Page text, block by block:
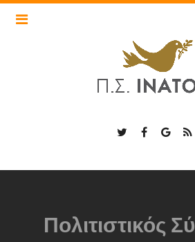
Τα cookies είναι σημαντικά για την
inatos.nisonperiplous.gr και για την
εμπειρία σας. Πατήστε «Αποδοχή
ή επιλέξτε «Περισσότερα» για να
περιγραφές των τύπων cookies και
Αποδοχή Cookies
Πολιτιστικός